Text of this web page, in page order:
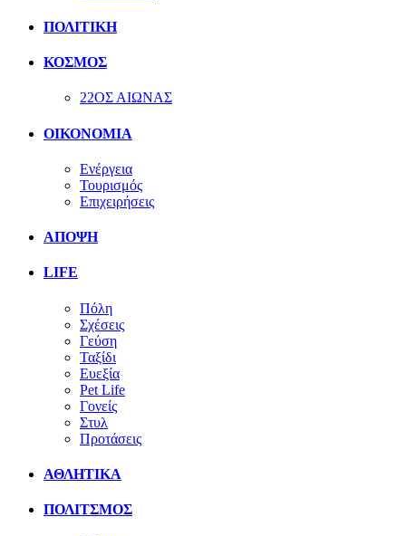
ΠΟΛΙΤΙΚΗ
ΚΟΣΜΟΣ
22ΟΣ ΑΙΩΝΑΣ
ΟΙΚΟΝΟΜΙΑ
Ενέργεια
Τουρισμός
Επιχειρήσεις
ΑΠΟΨΗ
LIFE
Πόλη
Σχέσεις
Γεύση
Ταξίδι
Ευεξία
Pet Life
Γονείς
Στυλ
Προτάσεις
ΑΘΛΗΤΙΚΑ
ΠΟΛΙΤΣΜΟΣ